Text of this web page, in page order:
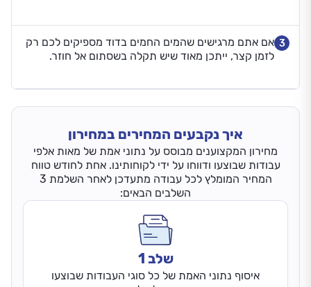
3 אם אתם מרגישים שהמים החמים בדוד מספיקים לכם רק
לזמן קצר, ייתכן מאוד שיש תקלה בשסתום אל חוזר.
איך נקבעים המחירים במחירון
מחירון המקצוענים מבוסס על נתוני אמת של מאות אלפי
עבודות שבוצעו ודווחו על ידי לקוחותינו. אחת לחודש טווח
המחיר המומלץ לכל עבודה מתעדכן לאחר השלמת 3
השלבים הבאים:
שלב 1
איסוף נתוני האמת של כל סוגי העבודות שבוצעו